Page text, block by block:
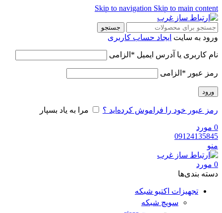
Skip to navigation Skip to main content
جستجو
ورود به سایت ایجاد حساب کاربری
نام کاربری یا آدرس ایمیل * الزامی
رمز عبور * الزامی
ورود
رمز عبور خود را فراموش کرده‌اید ؟ مرا به یاد بسپار
0 مورد
09124135845
منو
0 مورد
دسته‌ بندی‌ها
تجهیزات اکتیو شبکه
سویچ شبکه